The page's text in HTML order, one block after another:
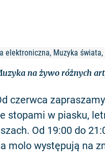
elektroniczna, Muzyka
na żywo różnych
czerwca
stopami w piasku,
Od 19:00 do
molo występują na